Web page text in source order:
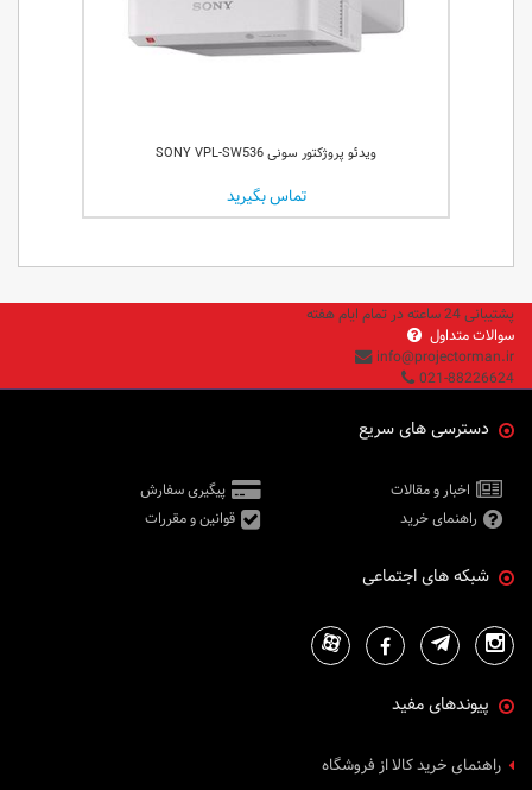
ویدئو پروژکتور سونی SONY VPL-SW536
تماس بگیرید
پشتیبانی 24 ساعته در تمام ایام هفته
سوالات متداول
info@projectorman.ir
021-88226624
دسترسی های سریع
اخبار و مقالات
پیگیری سفارش
راهنمای خرید
قوانین و مقررات
شبکه های اجتماعی
پیوندهای مفید
راهنمای خرید کالا از فروشگاه